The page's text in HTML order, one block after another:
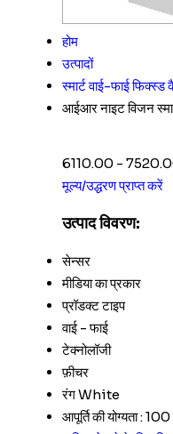
होम
उत्पादों
स्मार्ट वाई-फाई फिक्स्ड
आईआर नाइट विजन
6110.00 -
मूल्य/उद्धरण प्राप्त करें
उत्पाद विवरण:
सेन्सर
मीडिया का प्रकार
प्रॉडक्ट टाइप
वाई - फाई
टेक्नोलॉजी
फ़ीचर
रंगWhite
आपूर्ति की योग्यता :100